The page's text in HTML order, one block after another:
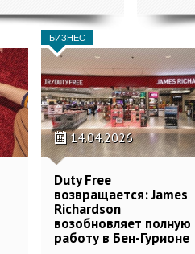
БИЗНЕС
14.04.2026
Duty Free
возвращается: James
Richardson
возобновляет полную
работу в Бен-Гурионе